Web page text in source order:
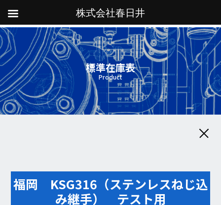
標準在庫表
Product
福岡 KSG316（ステンレスねじ込
み継手） テスト用
株式会社春日井